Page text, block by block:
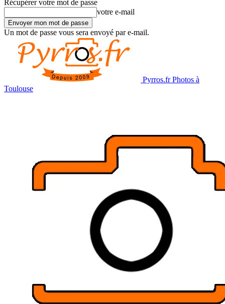
Récupérer votre mot de passe
votre e-mail
Un mot de passe vous sera envoyé par e-mail.
Pyrros.fr Photos à
Toulouse